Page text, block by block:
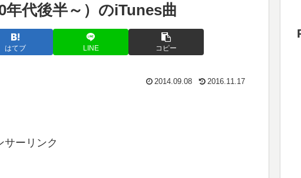
代後半～）のiTunes曲
はてブ LINE コピー
2014.09.08 2016.11.17
サーリンク